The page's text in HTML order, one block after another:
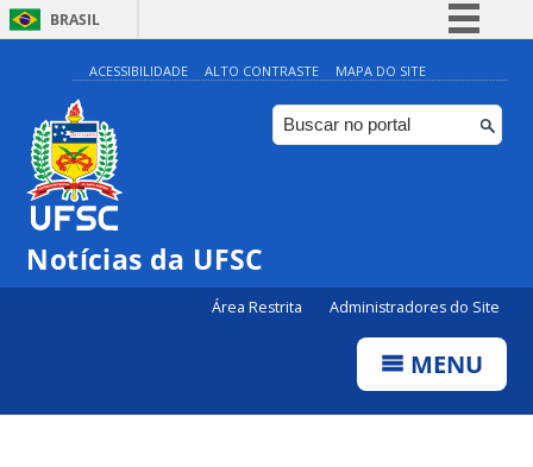
BRASIL
Simplifique!
Comunica BR
Participe
ACESSIBILIDADE ALTO CONTRASTE MAPA DO SITE
Notícias da UFSC
Área Restrita Administradores do Site
MENU